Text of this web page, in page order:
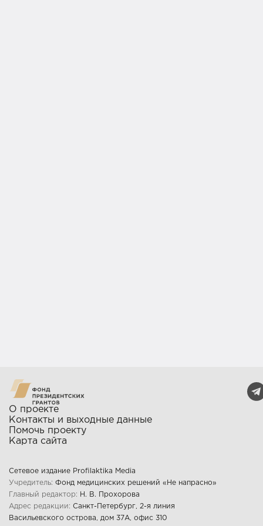
О проекте
Контакты и выходные данные
Помочь проекту
Карта сайта
Сетевое издание Profilaktika Media
Учредитель: Фонд медицинских решений «Не напрасно»
Главный редактор:
Н. В. Прохорова
Адрес редакции: Санкт-Петербург, 2-я линия
Васильевского острова, дом 37А, офис 310